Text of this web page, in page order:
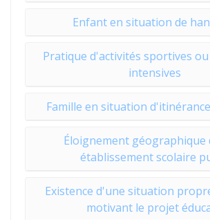
Enfant en situation de
Pratique d'activités sportives
intensives
Famille en situation
Éloignement géographique
établissement scolaire
Existence d'une situation
motivant le projet